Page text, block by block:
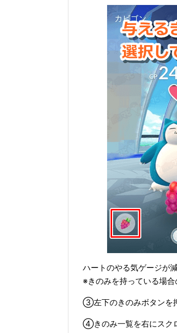
ハートのやる気ゲージが
※きのみを持っている場合
③左下のきのみボタンを
④きのみ一覧を右にスク